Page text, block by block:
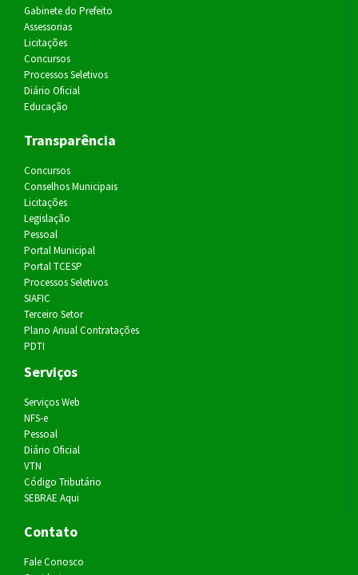
Gabinete do Prefeito
Assessorias
Licitações
Concursos
Processos Seletivos
Diário Oficial
Educação
Transparência
Concursos
Conselhos Municipais
Licitações
Legislação
Pessoal
Portal Municipal
Portal TCESP
Processos Seletivos
SIAFIC
Terceiro Setor
Plano Anual Contratações
PDTI
Serviços
Serviços Web
NFS-e
Pessoal
Diário Oficial
VTN
Código Tributário
SEBRAE Aqui
Contato
Fale Conosco